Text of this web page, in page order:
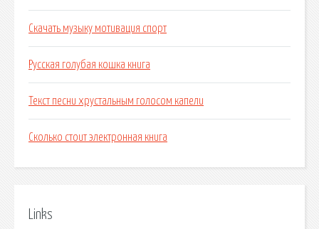
Скачать музыку мотивация спорт
Русская голубая кошка книга
Текст песни хрустальным голосом капели
Сколько стоит электронная книга
Links